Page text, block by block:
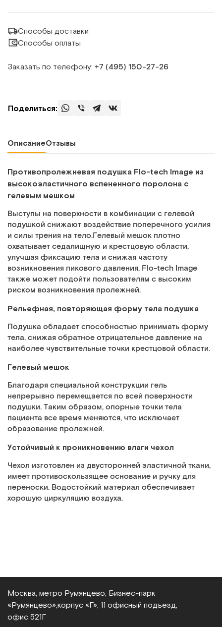
Способы доставки
Способы оплаты
Заказать по телефону: +7 (495) 150‑27‑26
Поделиться:
ОписаниеОтзывы
Противопролежневая подушка Flo-tech Image из
высокоэластичного вспененного поролона с
гелевым мешком
Выступы на поверхности в комбинации с гелевой
подушкой снижают воздействие поперечного усилия
и силы трения на тело.Гелевый мешок плотно
охватывает седалищную и крестцовую области,
улучшая фиксацию тела и снижая частоту
возникновения пикового давления. Flo-tech Image
также может подойти пользователям с высоким
риском возникновения пролежней.
Рельефная, повторяющая форму тела подушка
Подушка обладает способностью принимать форму
тела, снижая обратное отрицательное давление на
наиболее чувствительные точки крестцовой области.
Гелевый мешок
Благодаря специальной конструкции гель
непрерывно перемещается по всей поверхности
подушки. Таким образом, опорные точки тела
пациента все время меняются, что исключает
образование пролежней.
Устойчивый к проникновению влаги чехол
Чехол изготовлен из двусторонней эластичной ткани,
имеет противоскользящее основание и ручку для
переноски. Водостойкий материал обеспечивает
хорошую циркуляцию воздуха.
Москва, метро Румянцево, Бизнес‑парк
«Румянцево», корпус «Г», 11 офисный подъезд,
офис 521Г